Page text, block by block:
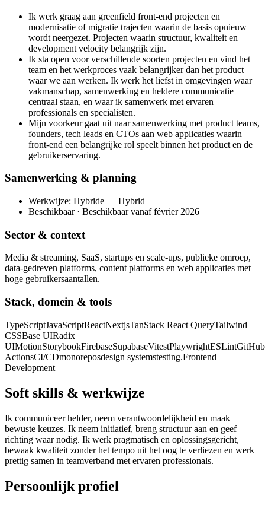
Ik werk graag aan greenfield front-end projecten en
modernisatie of migratie trajecten waarin de basis opnieuw
wordt neergezet. Projecten waarin structuur, kwaliteit en
development velocity belangrijk zijn.
Ik sta open voor verschillende soorten projecten en vind het
team en het werkproces vaak belangrijker dan het product
waar we aan werken. Ik werk het liefst in omgevingen waar
vakmanschap, samenwerking en heldere communicatie
centraal staan, en waar ik samenwerk met ervaren
professionals en specialisten.
Mijn voorkeur gaat uit naar samenwerking met product teams,
founders, tech leads en CTOs aan web applicaties waarin
front-end een belangrijke rol speelt binnen het product en de
gebruikerservaring.
Samenwerking & planning
Werkwijze: Hybride — Hybrid
Beschikbaar · Beschikbaar vanaf février 2026
Sector & context
Media & streaming, SaaS, startups en scale-ups, publieke omroep,
data-gedreven platforms, content platforms en web applicaties met
hoge gebruikersaantallen.
Stack, domein & tools
TypeScriptJavaScriptReactNextjsTanStack React QueryTailwind
CSSBase UIRadix
UIMotionStorybookFirebaseSupabaseVitestPlaywrightESLintGitHub
ActionsCI/CDmonoreposdesign systemstesting.Frontend
Development
Soft skills & werkwijze
Ik communiceer helder, neem verantwoordelijkheid en maak
bewuste keuzes. Ik neem initiatief, breng structuur aan en geef
richting waar nodig. Ik werk pragmatisch en oplossingsgericht,
bewaak kwaliteit zonder het tempo uit het oog te verliezen en werk
prettig samen in teamverband met ervaren professionals.
Persoonlijk profiel